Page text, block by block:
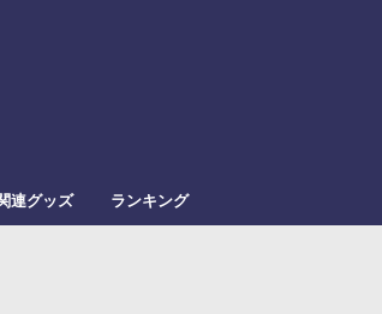
連グッズ ランキング